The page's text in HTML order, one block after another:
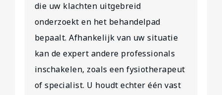
die uw klachten uitgebreid
onderzoekt en het behandelpad
bepaalt. Afhankelijk van uw situatie
kan de expert andere professionals
inschakelen, zoals een fysiotherapeut
of specialist. U houdt echter één vast